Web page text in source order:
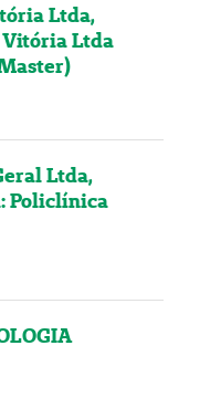
Ltda,
Vitória Ltda
Ltda,
Policlínica